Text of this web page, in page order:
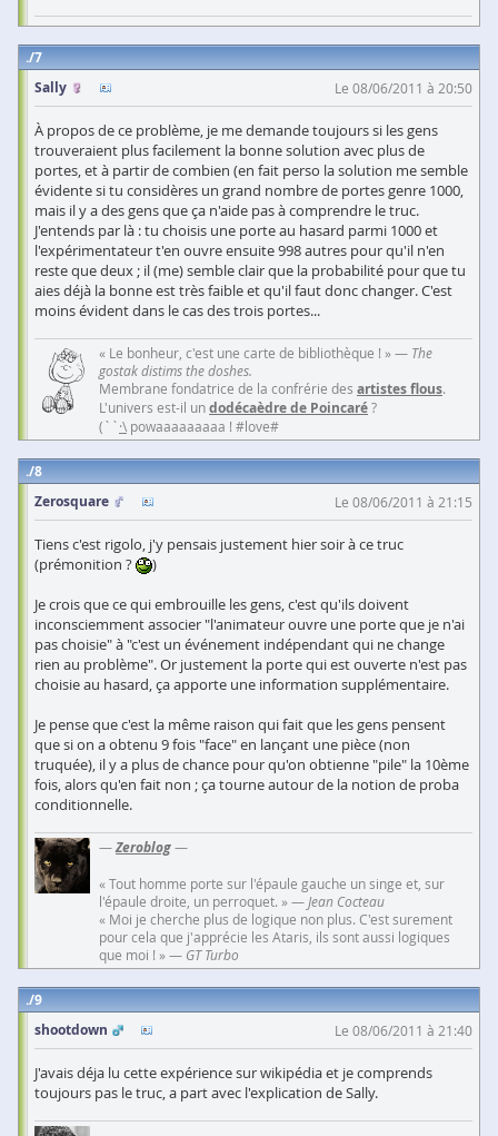
7
Sally
Le 08/06/2011 à 20:50
À propos de ce problème, je me demande toujours si les gens
trouveraient plus facilement la bonne solution avec plus de
portes, et à partir de combien (en fait perso la solution me semble
évidente si tu considères un grand nombre de portes genre 1000,
mais il y a des gens que ça n'aide pas à comprendre le truc.
J'entends par là : tu choisis une porte au hasard parmi 1000 et
l'expérimentateur t'en ouvre ensuite 998 autres pour qu'il n'en
reste que deux ; il (me) semble clair que la probabilité pour que tu
aies déjà la bonne est très faible et qu'il faut donc changer. C'est
moins évident dans le cas des trois portes...
« Le bonheur, c'est une carte de bibliothèque ! » — The
gostak distims the doshes.
Membrane fondatrice de la confrérie des artistes flous.
L'univers est-il undodécaèdre de Poincaré?
(``·\ powaaaaaaaaa ! #love#
8
Zerosquare
Le 08/06/2011 à 21:15
Tiens c'est rigolo, j'y pensais justement hier soir à ce truc
(prémonition ?
)
Je crois que ce qui embrouille les gens, c'est qu'ils doivent
inconsciemment associer "l'animateur ouvre une porte que je n'ai
pas choisie" à "c'est un événement indépendant qui ne change
rien au problème". Or justement la porte qui est ouverte n'est pas
choisie au hasard, ça apporte une information supplémentaire.
Je pense que c'est la même raison qui fait que les gens pensent
que si on a obtenu 9 fois "face" en lançant une pièce (non
truquée), il y a plus de chance pour qu'on obtienne "pile" la 10ème
fois, alors qu'en fait non ; ça tourne autour de la notion de proba
conditionnelle.
—Zeroblog—
« Tout homme porte sur l'épaule gauche un singe et, sur
l'épaule droite, un perroquet. » —Jean Cocteau
« Moi je cherche plus de logique non plus. C'est surement
pour cela que j'apprécie les Ataris, ils sont aussi logiques
que moi ! » — GT Turbo
9
shootdown
Le 08/06/2011 à 21:40
J'avais déja lu cette expérience sur wikipédia et je comprends
toujours pas le truc, a part avec l'explication de Sally.